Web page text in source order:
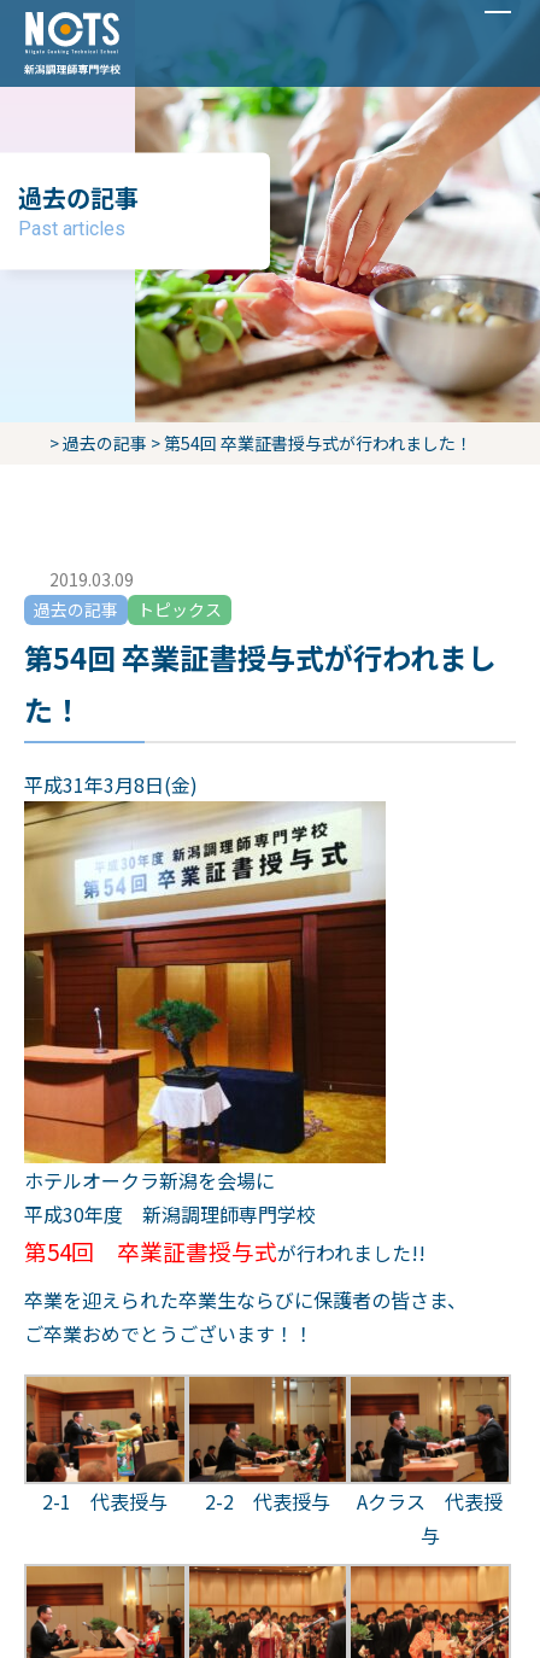
過去の記事
Past articles
>過去の記事 >第54回 卒業証書授与式が行われました！
2019.03.09
過去の記事
トピックス
第54回 卒業証書授与式が行われまし
た！
平成31年3月8日(金)
ホテルオークラ新潟を会場に
平成30年度 新潟調理師専門学校
第54回 卒業証書授与式が行われました!!
卒業を迎えられた卒業生ならびに保護者の皆さま、
ご卒業おめでとうございます！！
2-1 代表授与 2-2 代表授与
Aクラス 代表授
与